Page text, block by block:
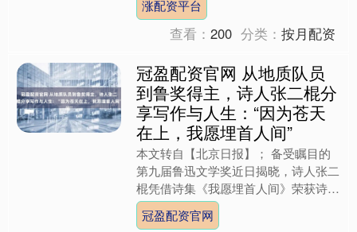
淄博经开区孝妇....
涨配资平台
查看：200 分类：按月配资
冠盈配资官网 从地质队员
到鲁奖得主，诗人张二棍分
享写作与人生：“因为苍天
在上，我愿埋首人间”
本文转自【北京日报】； 备受瞩目的
第九届鲁迅文学奖近日揭晓，诗人张二
棍凭借诗集《我愿埋首人间》荣获诗歌
奖。从地质队员到鲁奖得主，这位在旷
野中跋涉二十余载、坚持书....
冠盈配资官网